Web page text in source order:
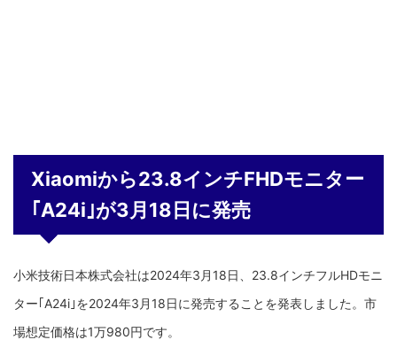
Xiaomiから23.8インチFHDモニター
｢A24i｣が3月18日に発売
小米技術日本株式会社は2024年3月18日、23.8インチフルHDモニ
ター｢A24i｣を2024年3月18日に発売することを発表しました。市
場想定価格は1万980円です。